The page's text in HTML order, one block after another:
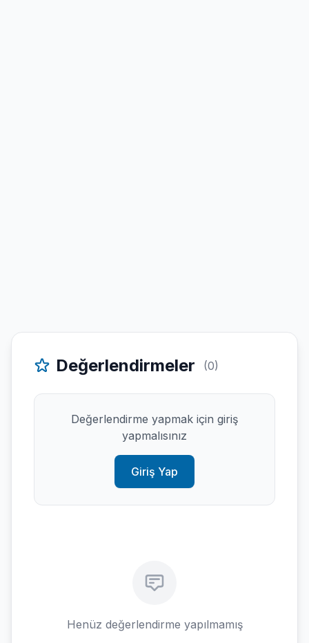
Değerlendirmeler (0)
Değerlendirme yapmak için giriş
yapmalısınız
Giriş Yap
Henüz değerlendirme yapılmamış